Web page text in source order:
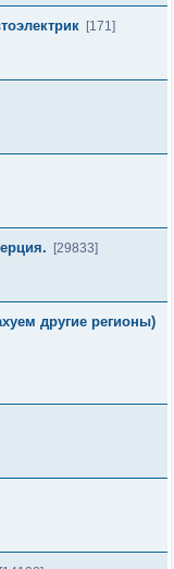
[171]
[29833]
другие регионы)